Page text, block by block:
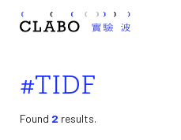
#TIDF
Found 2 results.